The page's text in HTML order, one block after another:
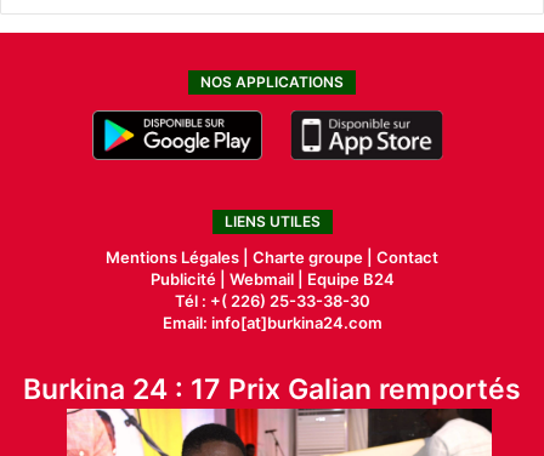
NOS APPLICATIONS
LIENS UTILES
Mentions Légales | Charte groupe | Contact
Publicité| Webmail |
Equipe B24
Tél : +( 226) 25-33-38-30
Email: info[at]burkina24.com
Burkina 24 : 17 Prix Galian remportés